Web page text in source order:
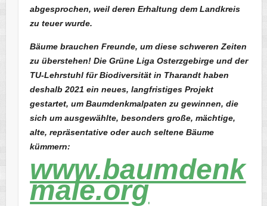
abgesprochen, weil deren Erhaltung dem Landkreis
zu teuer wurde.
Bäume brauchen Freunde, um diese schweren Zeiten
zu überstehen! Die Grüne Liga Osterzgebirge und der
TU-Lehrstuhl für Biodiversität in Tharandt haben
deshalb 2021 ein neues, langfristiges Projekt
gestartet, um Baumdenkmalpaten zu gewinnen, die
sich um ausgewählte, besonders große, mächtige,
alte, repräsentative oder auch seltene Bäume
kümmern:
www.baumdenk
male.org